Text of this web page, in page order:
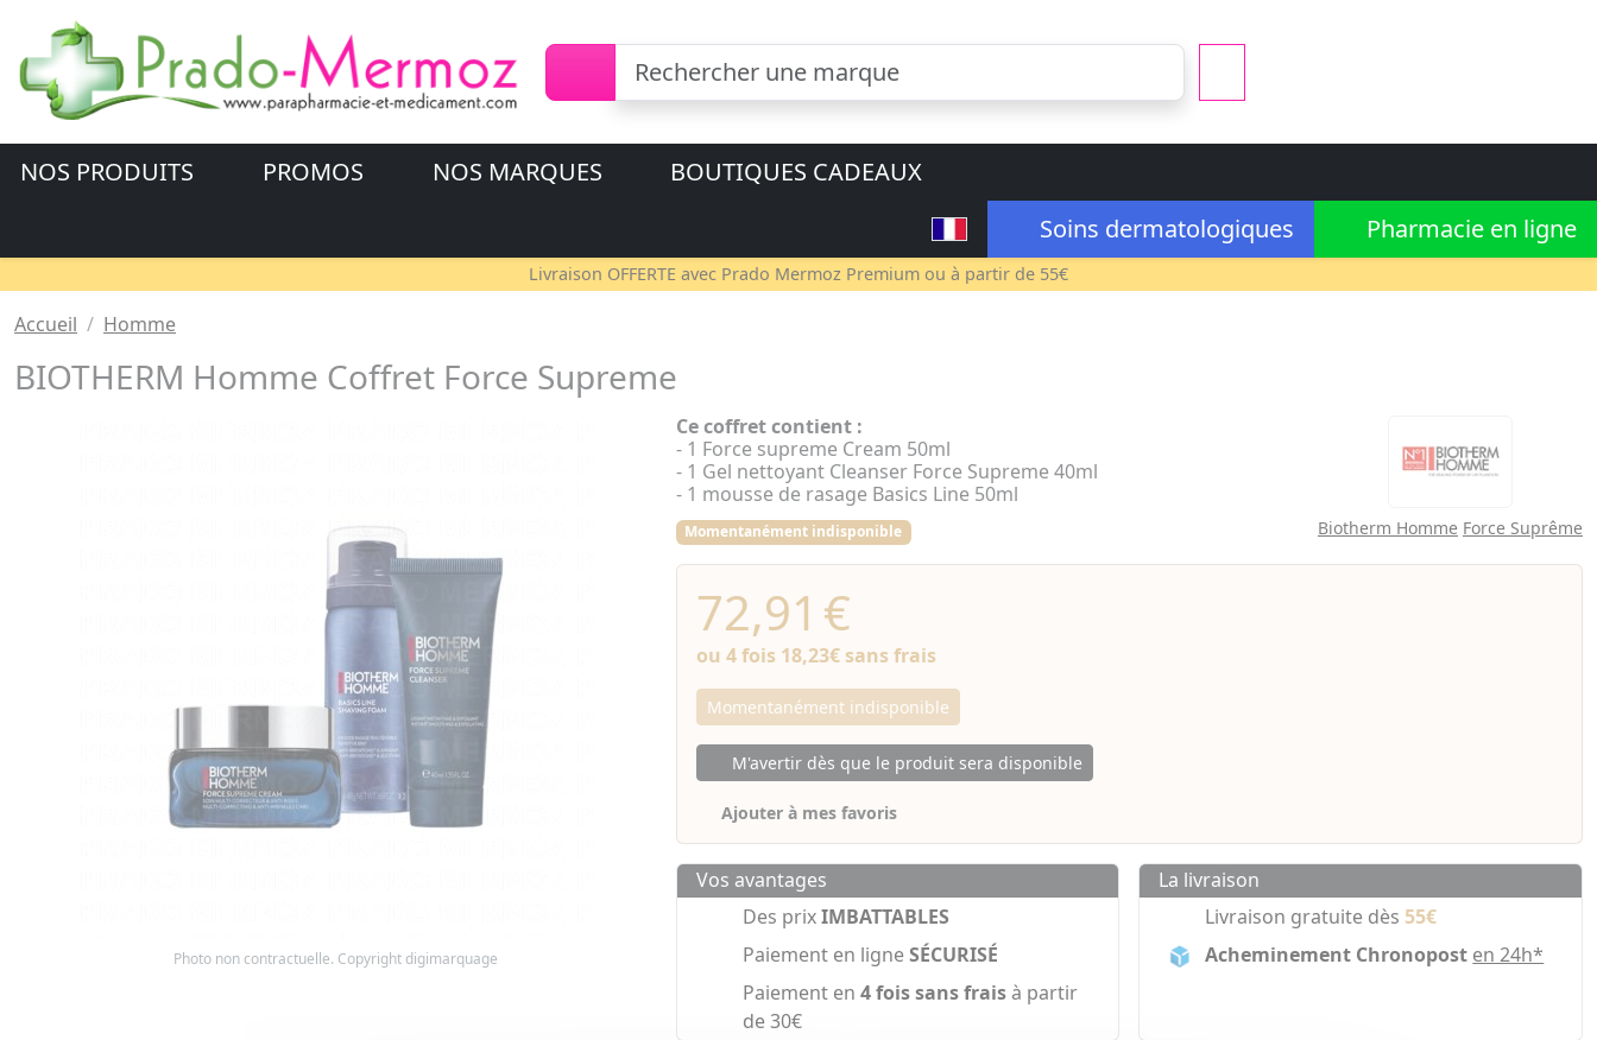
NOS PRODUITS PROMOS NOS MARQUES
BOUTIQUES CADEAUX
Soins dermatologiques
Pharmacie en ligne
Livraison OFFERTE avec Prado Mermoz Premium ou à partir de 55€
Accueil Homme
BIOTHERM Homme Coffret Force Supreme
Photo non contractuelle. Copyright digimarquage
Ce coffret contient :
- 1 Force supreme Cream 50ml
- 1 Gel nettoyant Cleanser Force Supreme 40ml
- 1 mousse de rasage Basics Line 50ml
Momentanément indisponible Biotherm Homme Force Suprême
72,91 €
ou 4 fois 18,23€sans frais
Momentanément indisponible
M'avertir dès que le produit sera disponible
Ajouter à mes favoris
Vos avantages
Des prixIMBATTABLES
Paiement en ligneSÉCURISÉ
Paiement en 4 fois sans fraisà partir
de 30€
La livraison
Livraison gratuite dès 55€
Acheminement Chronopost en 24h*